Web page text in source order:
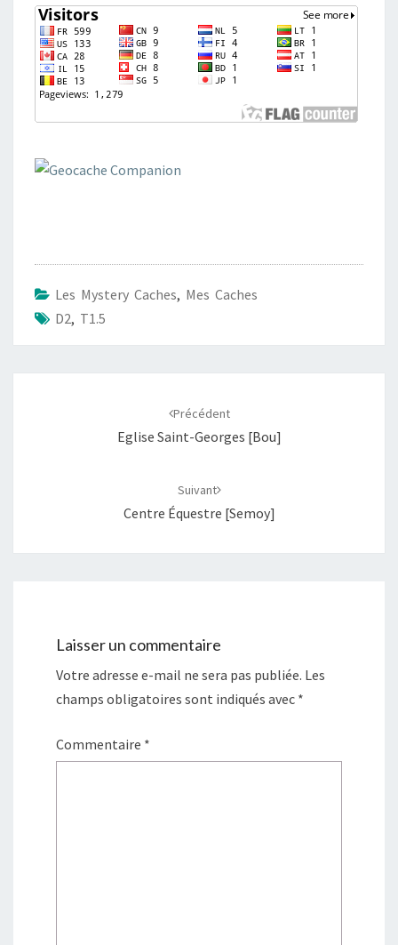
Les Mystery Caches, Mes Caches
D2, T1.5
Précédent
Eglise Saint-Georges [Bou]
Suivant
Centre Équestre [Semoy]
Laisser un commentaire
Votre adresse e-mail ne sera pas publiée. Les
champs obligatoires sont indiqués avec *
Commentaire *